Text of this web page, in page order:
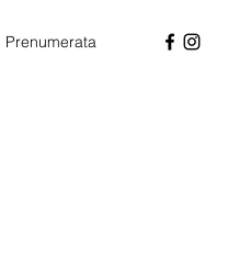
Prenumerata